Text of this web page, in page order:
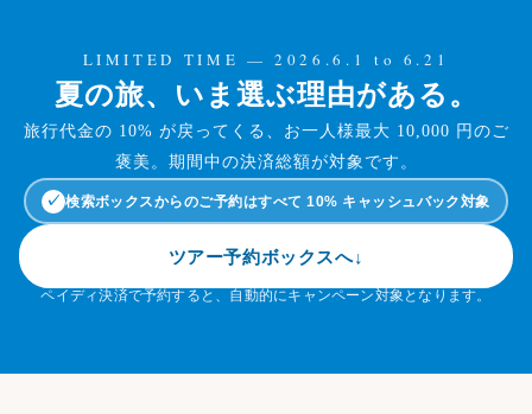
LIMITED TIME — 2026.6.1 to 6.21
夏の旅、いま選ぶ理由がある。
旅行代金の 10% が戻ってくる、お一人様最大 10,000 円のご
褒美。期間中の決済総額が対象です。
✓ 検索ボックスからのご予約はすべて 10% キャッシュバック対象
ツアー予約ボックスへ↓
ペイディ決済で予約すると、自動的にキャンペーン対象となります。